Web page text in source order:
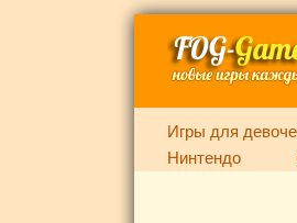
Игры для
Нинтендо